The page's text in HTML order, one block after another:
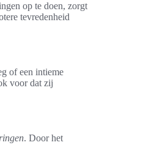
op te doen, zorgt
tevredenheid
of een intieme
voor dat zij
. Door het